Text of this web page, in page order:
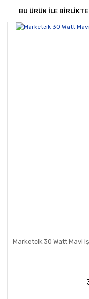
Ürün resmi
BU ÜRÜN İLE
Marketcik 30 Watt Mavi